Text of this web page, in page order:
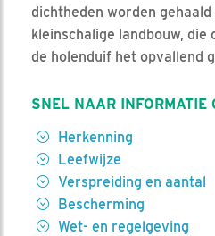
dichtheden worden
kleinschalige landbouw,
de holenduif het opvallend
SNEL NAAR INFORMATIE
Herkenning
Leefwijze
Verspreiding en aantal
Bescherming
Wet- en regelgeving